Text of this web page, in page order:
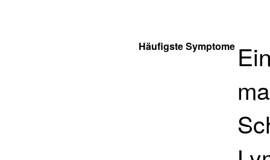
Häufigste Symptome